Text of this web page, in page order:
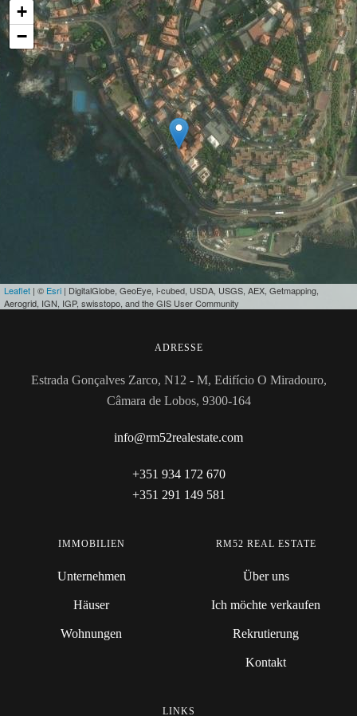
+
−
Leaflet | © Esri | DigitalGlobe, GeoEye, i-cubed, USDA, USGS, AEX, Getmapping,
Aerogrid, IGN, IGP, swisstopo, and the GIS User Community
ADRESSE
Estrada Gonçalves Zarco, N12 - M, Edifício O Miradouro,
Câmara de Lobos, 9300-164
info@rm52realestate.com
+351 934 172 670
+351 291 149 581
IMMOBILIEN
Unternehmen
Häuser
Wohnungen
RM52 REAL ESTATE
Über uns
Ich möchte verkaufen
Rekrutierung
Kontakt
LINKS